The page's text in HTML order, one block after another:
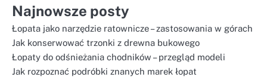
Najnowsze posty
Łopata jako narzędzie ratownicze – zastosowania w górach
Jak konserwować trzonki z drewna bukowego
Łopaty do odśnieżania chodników – przegląd modeli
Jak rozpoznać podróbki znanych marek łopat